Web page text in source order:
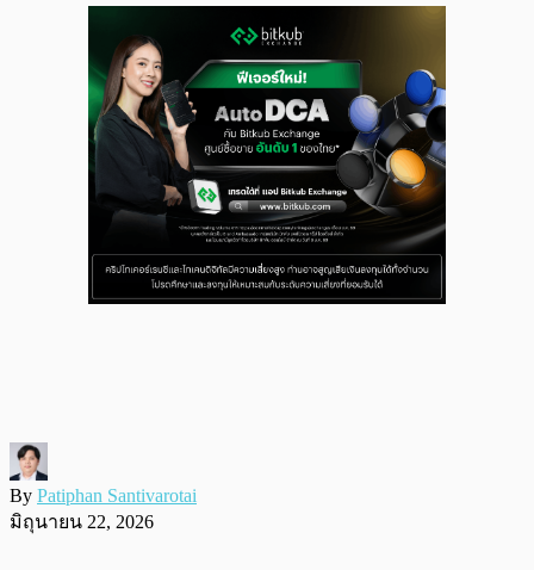
By Patiphan Santivarotai
มิถุนายน 22, 2026